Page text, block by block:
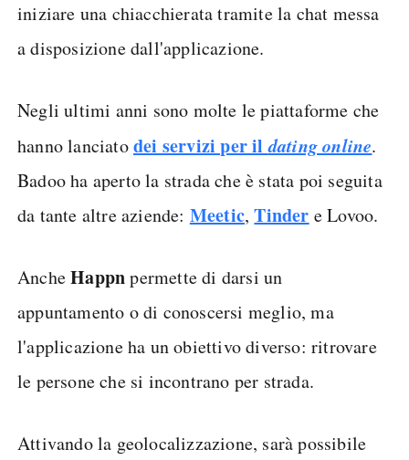
iniziare una chiacchierata tramite la chat messa
a disposizione dall'applicazione.
Negli ultimi anni sono molte le piattaforme che
hanno lanciatodei servizi per ildating online.
Badoo ha aperto la strada che è stata poi seguita
da tante altre aziende: Meetic,Tinder e Lovoo.
AncheHappnpermette di darsi un
appuntamento o di conoscersi meglio, ma
l'applicazione ha un obiettivo diverso: ritrovare
le persone che si incontrano per strada.
Attivando la geolocalizzazione, sarà possibile